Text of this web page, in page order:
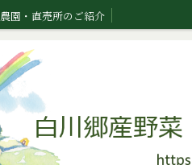
農園・直売所のご紹介